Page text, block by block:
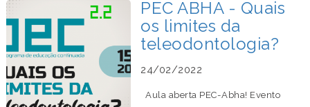
PEC ABHA - Quais
os limites da
teleodontologia?
24/02/2022
Aula aberta PEC-Abha! Evento